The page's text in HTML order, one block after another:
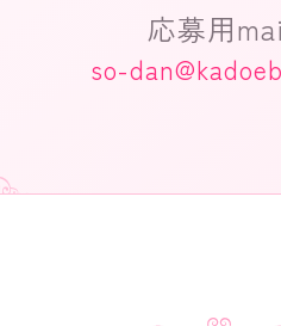
応募用
so-